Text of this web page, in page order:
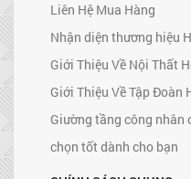
Liên Hệ Mua Hàng
Nhận diện thương hiệu
Giới Thiệu Về Nội Thất
Giới Thiệu Về Tập Đoàn
Giường tầng công nhân
chọn tốt dành cho bạn